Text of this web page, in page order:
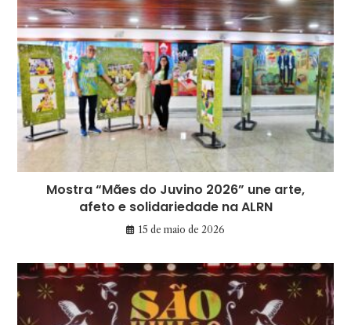
Mostra “Mães do Juvino 2026” une arte,
afeto e solidariedade na ALRN
15 de maio de 2026